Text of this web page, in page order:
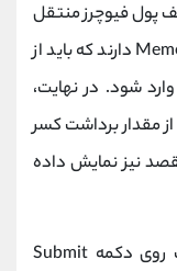
پول فیوچرز منتقل
کنید. برخی ارزها مانند ریپل نیاز به Memo/Tag دارند که باید از
شود. در نهایت،
مقدار برداشت کسر
نیز نمایش داده
پس از تکمیل اطلاعات برداشت، با کلیک روی دکمه Submit